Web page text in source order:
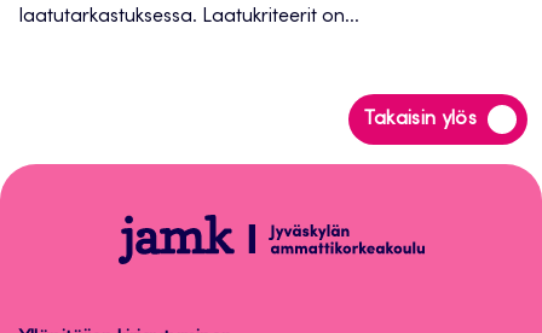
laatutarkastuksessa. Laatukriteerit on...
Takaisin ylös
Siirry
takaisin
Opetus